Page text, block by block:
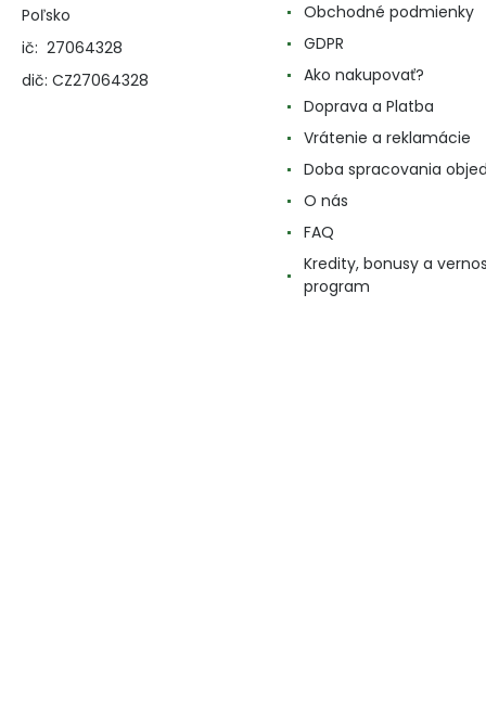
Poľsko
ič: 27064328
dič: CZ27064328
Obchodné podmienky
GDPR
Ako nakupovať?
Doprava a Platba
Vrátenie a reklamácie
Doba spracovania
O nás
FAQ
Kredity, bonusy a
program